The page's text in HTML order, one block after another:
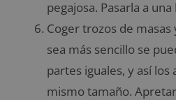
pegajosa. Pasarla a
Coger trozos de
sea más sencillo se
partes iguales, y así
mismo tamaño.